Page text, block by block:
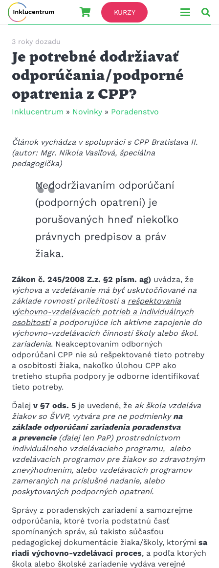
KURZY
3 roky dozadu
Je potrebné dodržiavať
odporúčania/podporné
opatrenia z CPP?
Inklucentrum » Novinky » Poradenstvo
Článok vychádza v spolupráci s CPP Bratislava II.
(autor: Mgr. Nikola Vasiľová, špeciálna
pedagogička)
Nedodržiavaním odporúčaní
(podporných opatrení) je
porušovaných hneď niekoľko
právnych predpisov a práv
žiaka.
Zákon č. 245/2008 Z.z. §2 písm. ag) uvádza, že
výchova a vzdelávanie má byť uskutočňované na
základe rovnosti príležitostí a rešpektovania
výchovno-vzdelávacích potrieb a individuálnych
osobitostía podporujúce ich aktívne zapojenie do
výchovno-vzdelávacích činností školy alebo škol.
zariadenia. Neakceptovaním odborných
odporúčaní CPP nie sú rešpektované tieto potreby
a osobitosti žiaka, nakoľko úlohou CPP ako
tretieho stupňa podpory je odborne identifikovať
tieto potreby.
Ďalej v §7 ods. 5 je uvedené, že ak škola vzdeláva
žiakov so ŠVVP, vytvára pre ne podmienky na
základe odporúčaní zariadenia poradenstva
a prevencie (ďalej len PaP) prostredníctvom
individuálneho vzdelávacieho programu, alebo
vzdelávacích programov pre žiakov so zdravotným
znevýhodnením, alebo vzdelávacích programov
zameraných na príslušné nadanie, alebo
poskytovaných podporných opatrení.
Správy z poradenských zariadení a samozrejme
odporúčania, ktoré tvoria podstatnú časť
spomínaných správ, sú takisto súčasťou
pedagogickej dokumentácie žiaka/školy, ktorými sa
riadi výchovno-vzdelávací proces, a podľa ktorých
škola alebo školské zariadenie vydáva verejné